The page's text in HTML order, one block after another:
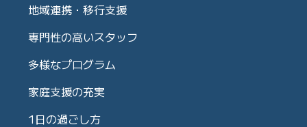
地域連携・移行支援
専門性の高いスタッフ
多様なプログラム
家庭支援の充実
1日の過ごし方